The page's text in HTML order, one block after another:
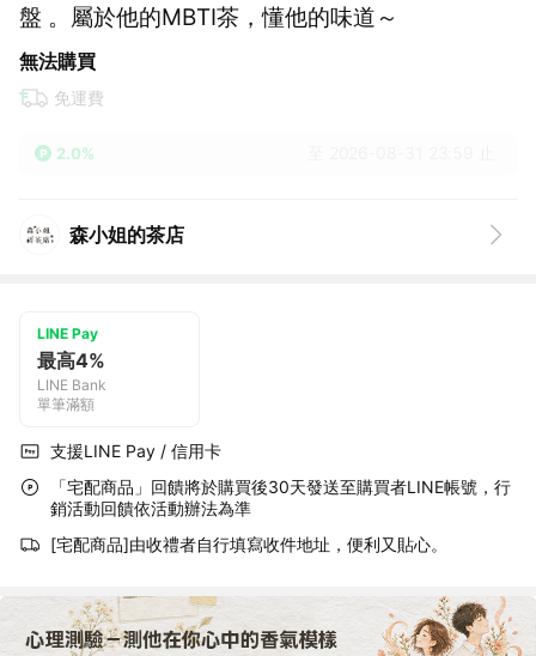
盤 。屬於他的MBTI茶，懂他的味道～
無法購買
免運費
2.0%
森小姐的茶店
LINE Pay
最高4%
LINE Bank
單筆滿額
支援LINE Pay / 信用卡
「宅配商品」回饋將於購買後30天發送至購買者LINE帳號，行
銷活動回饋依活動辦法為準
[宅配商品]由收禮者自行填寫收件地址，便利又貼心。